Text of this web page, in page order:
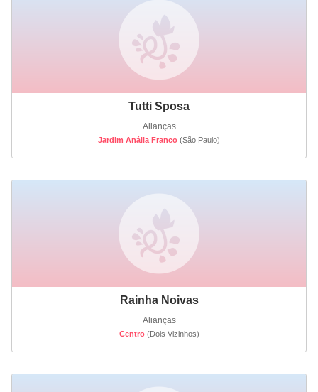
Tutti Sposa
Alianças
Jardim Anália Franco (São Paulo)
Rainha Noivas
Alianças
Centro(Dois Vizinhos)